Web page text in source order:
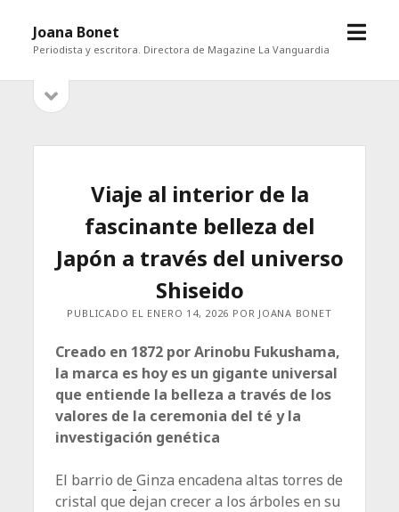
Joana Bonet
Periodista y escritora. Directora de Magazine La Vanguardia
abrir
Barrabarra
Viaje al interior de la
fascinante belleza del
Japón a través del universo
Shiseido
PUBLICADO EL ENERO 14, 2026 POR JOANA BONET
Creado en 1872 por Arinobu Fukushama,
la marca es hoy es un gigante universal
que entiende la belleza a través de los
valores de la ceremonia del té y la
investigación genética
El barrio de Ginza encadena altas torres de
cristal que dejan crecer a los árboles en su